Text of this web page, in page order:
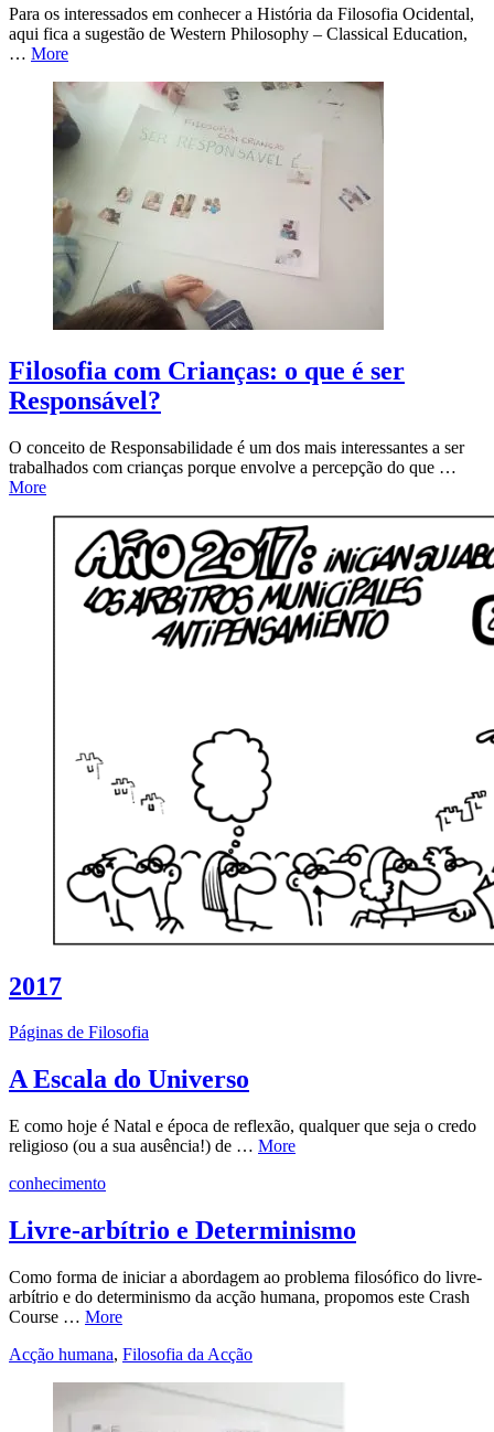
Para os interessados em conhecer a História da Filosofia Ocidental,
aqui fica a sugestão de Western Philosophy – Classical Education,
… More
Filosofia com Crianças: o que é ser
Responsável?
O conceito de Responsabilidade é um dos mais interessantes a ser
trabalhados com crianças porque envolve a percepção do que …
More
2017
Páginas de Filosofia
A Escala do Universo
E como hoje é Natal e época de reflexão, qualquer que seja o credo
religioso (ou a sua ausência!) de … More
conhecimento
Livre-arbítrio e Determinismo
Como forma de iniciar a abordagem ao problema filosófico do livre-
arbítrio e do determinismo da acção humana, propomos este Crash
Course … More
Acção humana, Filosofia da Acção